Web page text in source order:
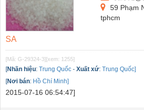
59 Phạm
tphcm
SA
[Mã: G-29324-3][xem: 1255]
[Nhãn hiệu: Trung Quốc - Xuất xứ: Trung Quốc]
[Nơi bán: Hồ Chí Minh]
2015-07-16 06:54:47]